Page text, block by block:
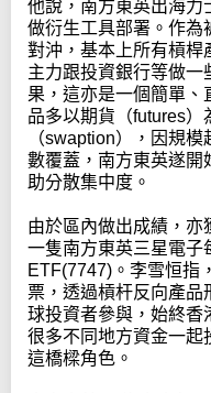
他說，南方東英出海力
做衍生工具部署。作為
對沖，基本上所有槓桿
主力跟投資銀行等做一
果，這亦是一個簡單、
品多以期貨（futures
（swaption），因規
數覆蓋，南方東英遂開
助分散集中度。
由於區內做出成績，亦
一隻南方東英三星電子
ETF(7747)。李雪恒指
票，透過槓杆反向產品
球投資者參與，始終香
很多不同地方資金一起
這橋樑角色。